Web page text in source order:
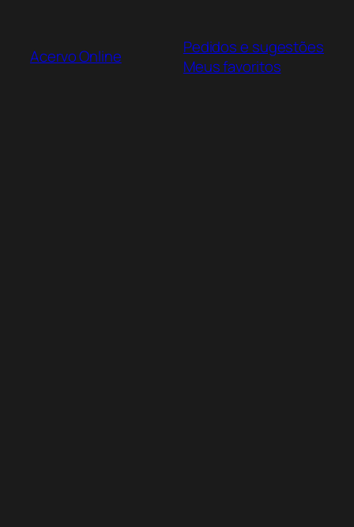
Acervo Online
Pedidos e sugestões
Meus favoritos